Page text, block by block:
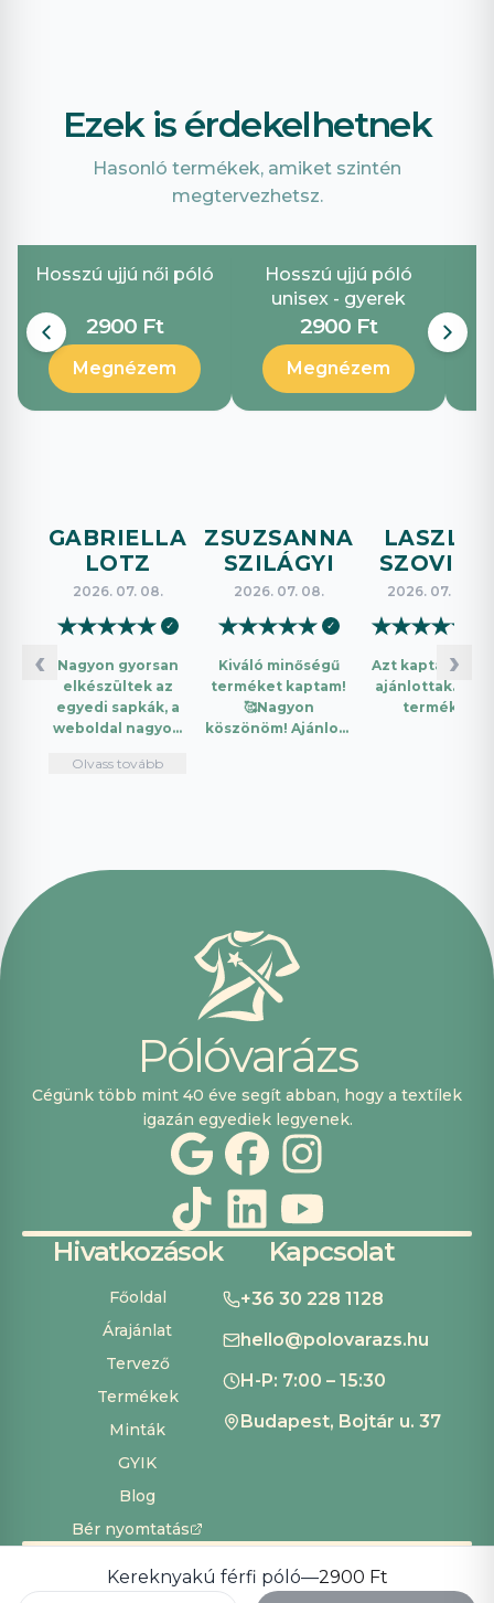
Kereknyakú férfi póló—2900 Ft
Ezek is érdekelhetnek
Hasonló termékek, amiket szintén
megtervezhetsz.
Hosszú ujjú női póló
2900 Ft
Megnézem
Hosszú ujjú póló
unisex - gyerek
2900 Ft
Megnézem
‹
GABRIELLA
LOTZ
2026. 07. 08.
★★★★★ ✓
Nagyon gyorsan
elkészültek az
egyedi sapkák, a
weboldal nagyon
használni.
fogok innen
Olvass tovább
ZSUZSANNA
SZILÁGYI
2026. 07. 08.
★★★★★ ✓
Kiváló minőségű
terméket kaptam!
🥰Nagyon
köszönöm! Ajánlom
LASZLO
SZOVICS
2026. 07. 08.
★★★★★
Azt kaptam amit
ajánlottak. Jó a
termék.
›
Pólóvarázs
Cégünk több mint 40 éve segít abban, hogy a textílek
igazán egyediek legyenek.
Hivatkozások
Főoldal
Árajánlat
Tervező
Termékek
Minták
GYIK
Blog
Bér nyomtatás
Kapcsolat
+36 30 228 1128
hello@polovarazs.hu
H-P: 7:00 – 15:30
Budapest, Bojtár u. 37
Copyright ©2026Pólóvarázs
Development by
Cardinal Dev Solutions